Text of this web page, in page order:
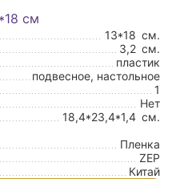
см
13*18 см.
3,2 см.
пластик
подвесное, настольное
1
Нет
18,4*23,4*1,4 см.
Пленка
ZEP
Китай